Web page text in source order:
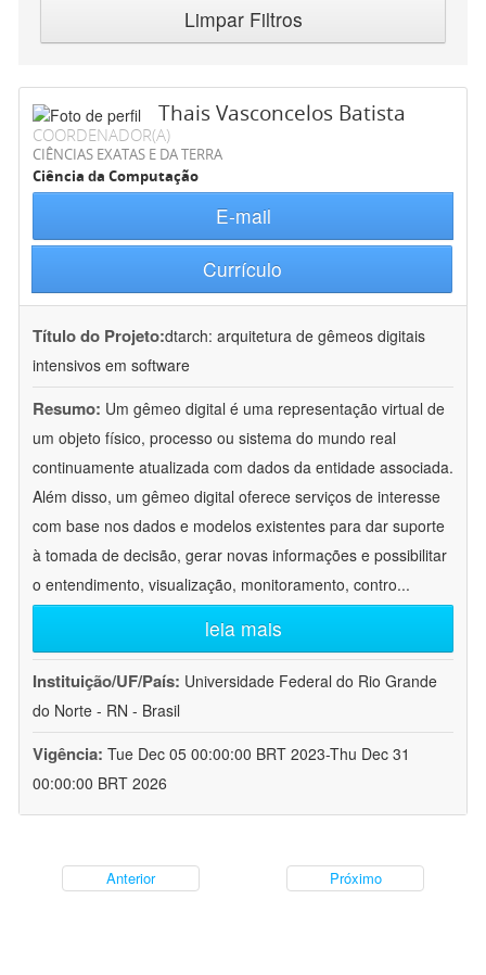
Limpar Filtros
Thais Vasconcelos Batista
COORDENADOR(A)
CIÊNCIAS EXATAS E DA TERRA
Ciência da Computação
E-mail
Currículo
Título do Projeto:dtarch: arquitetura de gêmeos digitais
intensivos em software
Resumo: Um gêmeo digital é uma representação virtual de
um objeto físico, processo ou sistema do mundo real
continuamente atualizada com dados da entidade associada.
Além disso, um gêmeo digital oferece serviços de interesse
com base nos dados e modelos existentes para dar suporte
à tomada de decisão, gerar novas informações e possibilitar
o entendimento, visualização, monitoramento, contro...
leia mais
Instituição/UF/País: Universidade Federal do Rio Grande
do Norte - RN - Brasil
Vigência: Tue Dec 05 00:00:00 BRT 2023-Thu Dec 31
00:00:00 BRT 2026
Anterior Próximo